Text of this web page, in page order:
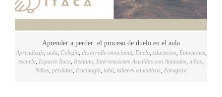
Aprender a perder: el proceso de duelo en el aula
Aprendizaje, aula, Colegio, desarrollo emocional, Duelo, educacion, Emociones,
escuela, Espacio Ítaca, Instituto, Intervenciones Asistidas con Animales, niñas,
Niños, pérdidas, Psicología, tabú, talleres educativos, Zaragoza